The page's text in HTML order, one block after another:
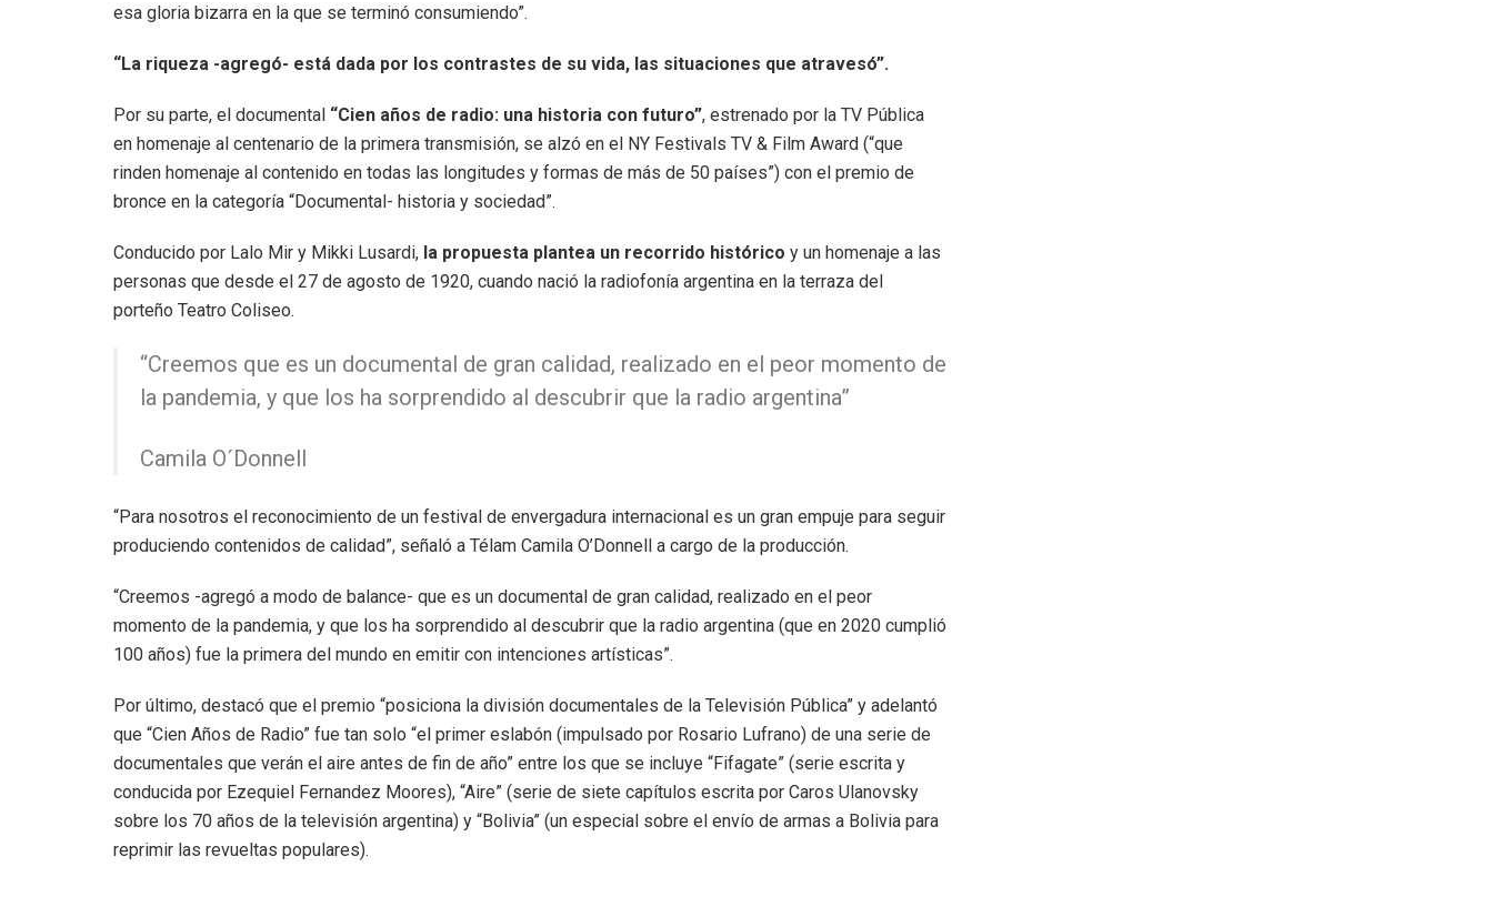
esa gloria bizarra en la que se terminó consumiendo”.
“La riqueza -agregó- está dada por los contrastes de su vida, las situaciones que atravesó”.
Por su parte, el documental “Cien años de radio: una historia con futuro”, estrenado por la TV Pública
en homenaje al centenario de la primera transmisión, se alzó en el NY Festivals TV & Film Award (“que
rinden homenaje al contenido en todas las longitudes y formas de más de 50 países”) con el premio de
bronce en la categoría “Documental- historia y sociedad”.
Conducido por Lalo Mir y Mikki Lusardi, la propuesta plantea un recorrido histórico y un homenaje a las
personas que desde el 27 de agosto de 1920, cuando nació la radiofonía argentina en la terraza del
porteño Teatro Coliseo.
“Creemos que es un documental de gran calidad, realizado en el peor momento de
la pandemia, y que los ha sorprendido al descubrir que la radio argentina”
Camila O´Donnell
“Para nosotros el reconocimiento de un festival de envergadura internacional es un gran empuje para seguir
produciendo contenidos de calidad”, señaló a Télam Camila O’Donnell a cargo de la producción.
“Creemos -agregó a modo de balance- que es un documental de gran calidad, realizado en el peor
momento de la pandemia, y que los ha sorprendido al descubrir que la radio argentina (que en 2020 cumplió
100 años) fue la primera del mundo en emitir con intenciones artísticas”.
Por último, destacó que el premio “posiciona la división documentales de la Televisión Pública” y adelantó
que “Cien Años de Radio” fue tan solo “el primer eslabón (impulsado por Rosario Lufrano) de una serie de
documentales que verán el aire antes de fin de año” entre los que se incluye “Fifagate” (serie escrita y
conducida por Ezequiel Fernandez Moores), “Aire” (serie de siete capítulos escrita por Caros Ulanovsky
sobre los 70 años de la televisión argentina) y “Bolivia” (un especial sobre el envío de armas a Bolivia para
reprimir las revueltas populares).